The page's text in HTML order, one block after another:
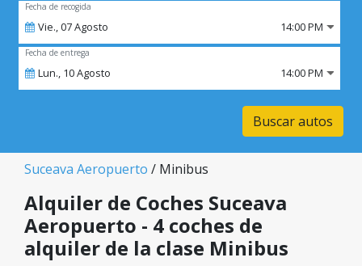
Fecha de recogida
Vie.,07Agosto 14:00 PM
Fecha de entrega
Lun., 10Agosto 14:00 PM
Buscar autos
Suceava Aeropuerto / Minibus
Alquiler de Coches Suceava
Aeropuerto - 4 coches de
alquiler de la clase Minibus